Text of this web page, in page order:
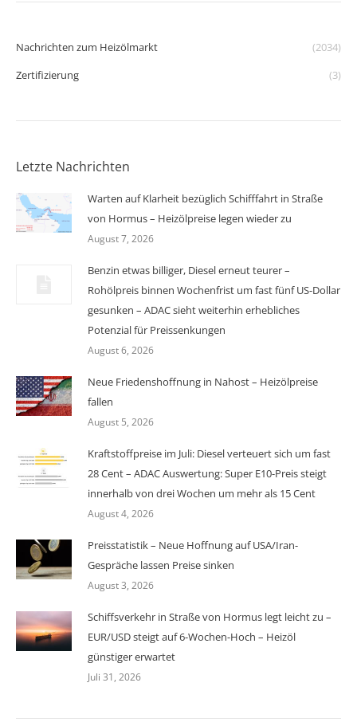
Nachrichten zum Heizölmarkt
(2034)
Zertifizierung
(3)
Letzte Nachrichten
Warten auf Klarheit bezüglich Schifffahrt in Straße
von Hormus – Heizölpreise legen wieder zu
August 7, 2026
Benzin etwas billiger, Diesel erneut teurer –
Rohölpreis binnen Wochenfrist um fast fünf US-Dollar
gesunken – ADAC sieht weiterhin erhebliches
Potenzial für Preissenkungen
August 6, 2026
Neue Friedenshoffnung in Nahost – Heizölpreise
fallen
August 5, 2026
Kraftstoffpreise im Juli: Diesel verteuert sich um fast
28 Cent – ADAC Auswertung: Super E10-Preis steigt
innerhalb von drei Wochen um mehr als 15 Cent
August 4, 2026
Preisstatistik – Neue Hoffnung auf USA/Iran-
Gespräche lassen Preise sinken
August 3, 2026
Schiffsverkehr in Straße von Hormus legt leicht zu –
EUR/USD steigt auf 6-Wochen-Hoch – Heizöl
günstiger erwartet
Juli 31, 2026